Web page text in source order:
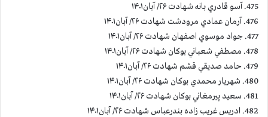
475. آسو قادري بانه شهادت ۲۶/ آبان۱۴۰۱
476. آرمان عمادي مرودشت شهادت ۲۶/ آبان۱۴۰۱
477. جواد موسوي اصفهان شهادت ۲۶/ آبان۱۴۰۱
478. مصطفي شعباني بوكان شهادت ۲۶/ آبان۱۴۰۱
479. حامد صديقي قشم شهادت ۲۶/ آبان۱۴۰۱
480. شهريار محمدي بوكان شهادت ۲۶/ آبان۱۴۰۱
481. سعيد پيرمغاني بوكان شهادت ۲۶/ آبان۱۴۰۱
482. ادريس غريب زاده بندرعباس شهادت ۲۶/ آبان۱۴۰۱